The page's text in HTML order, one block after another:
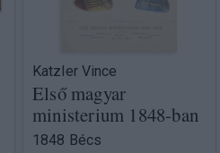
Katzler Vince
Első magyar
ministerium 1848-ban
1848 Bécs